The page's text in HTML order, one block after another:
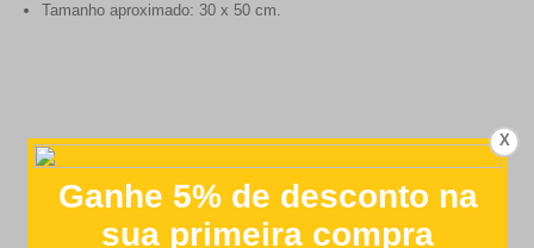
Tamanho aproximado: 30 x 50 cm.
Customer Reviews
X